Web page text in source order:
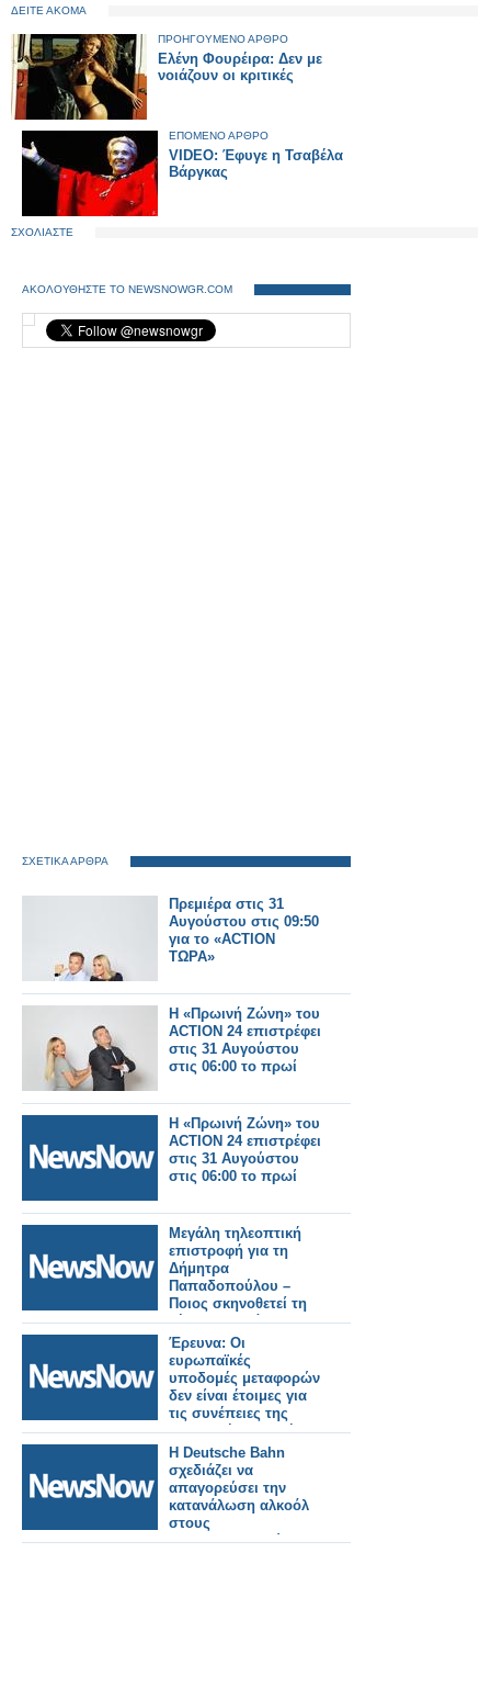
ΔΕΙΤΕ ΑΚΟΜΑ
ΠΡΟΗΓΟΥΜΕΝΟ ΑΡΘΡΟ
Ελένη Φουρέιρα: Δεν με
νοιάζουν οι κριτικές
ΕΠΟΜΕΝΟ ΑΡΘΡΟ
VIDEO: Έφυγε η Τσαβέλα
Βάργκας
ΣΧΟΛΙΑΣΤΕ
ΑΚΟΛΟΥΘΗΣΤΕ ΤΟ NEWSNOWGR.COM
ΣΧΕΤΙΚΑ ΑΡΘΡΑ
Πρεμιέρα στις 31
Αυγούστου στις 09:50
για το «ACTION
ΤΩΡΑ»
Η «Πρωινή Ζώνη» του
ACTION 24 επιστρέφει
στις 31 Αυγούστου
στις 06:00 το πρωί
Η «Πρωινή Ζώνη» του
ACTION 24 επιστρέφει
στις 31 Αυγούστου
στις 06:00 το πρωί
Μεγάλη τηλεοπτική
επιστροφή για τη
Δήμητρα
Παπαδοπούλου –
Ποιος σκηνοθετεί τη
νέα της σειρά
Έρευνα: Οι
ευρωπαϊκές
υποδομές μεταφορών
δεν είναι έτοιμες για
τις συνέπειες της
κλιματικής αλλαγής.
Η Deutsche Bahn
σχεδιάζει να
απαγορεύσει την
κατανάλωση αλκοόλ
στους
σιδηροδρομικούς